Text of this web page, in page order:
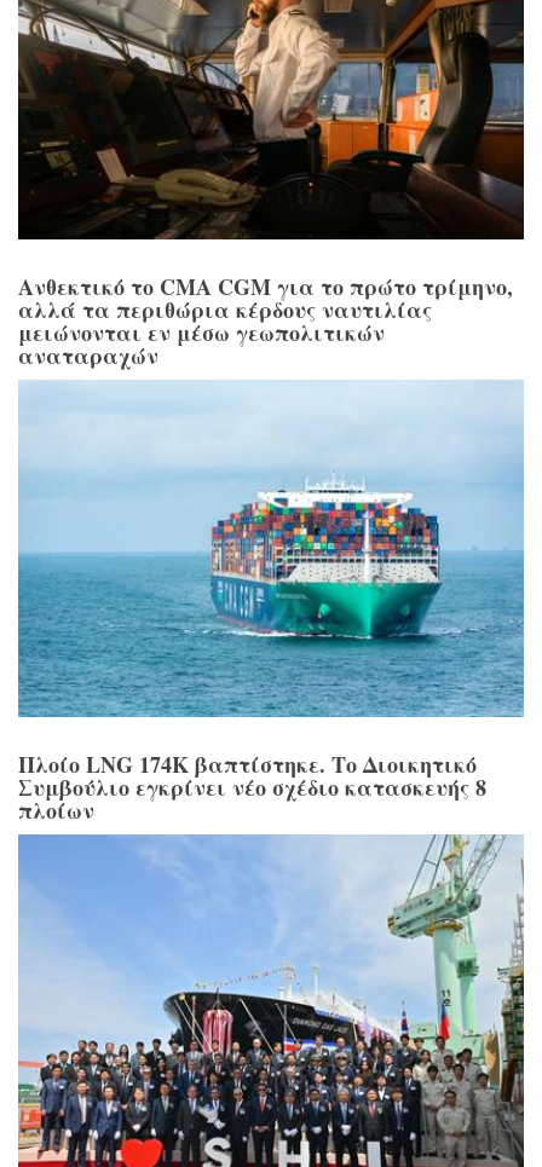
Ανθεκτικό το CMA CGM για το πρώτο τρίμηνο,
αλλά τα περιθώρια κέρδους ναυτιλίας
μειώνονται εν μέσω γεωπολιτικών
αναταραχών
Πλοίο LNG 174K βαπτίστηκε. Το Διοικητικό
Συμβούλιο εγκρίνει νέο σχέδιο κατασκευής 8
πλοίων